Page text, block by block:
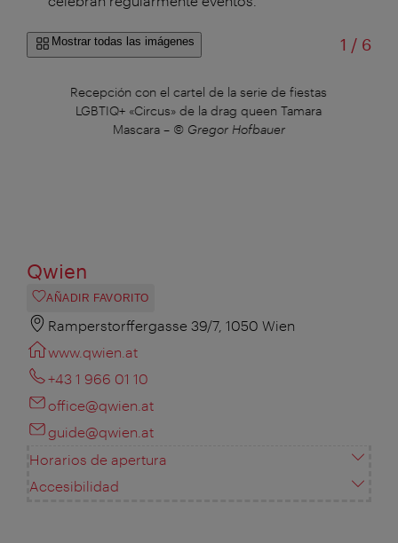
Mostrar todas las imágenes 1 /de
6
Recepción con el cartel de la serie de fiestas
LGBTIQ+ «Circus» de la drag queen Tamara
Mascara– © Gregor Hofbauer
Qwien
AÑADIR FAVORITO
Ramperstorffergasse 39/7, 1050 Wien
www.qwien.at
+43 1 966 01 10
office@qwien.at
guide@qwien.at
Horarios de apertura
Accesibilidad